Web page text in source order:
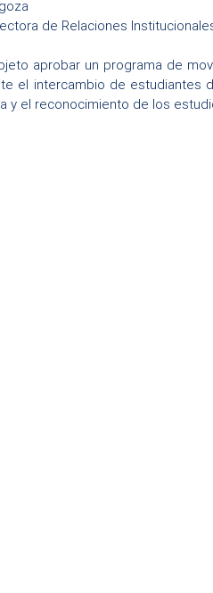
de Relaciones
aprobar un programa de
el intercambio de
y el reconocimiento de los